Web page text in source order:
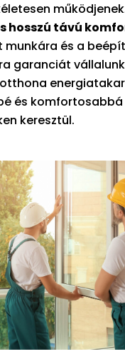
hosszú távú
munkára és a
garanciát
és
keresztül.